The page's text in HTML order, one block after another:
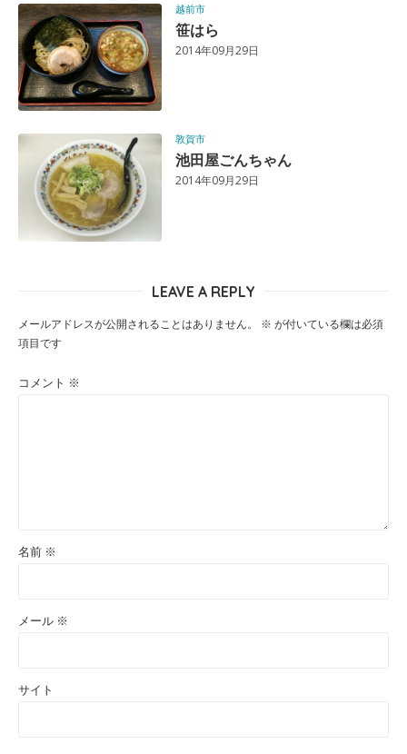
越前市
笹はら
2014年09月29日
敦賀市
池田屋ごんちゃん
2014年09月29日
LEAVE A REPLY
メールアドレスが公開されることはありません。 ※ が付いている欄は必須
項目です
コメント ※
名前 ※
メール ※
サイト